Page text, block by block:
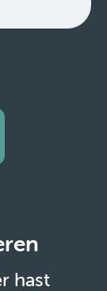
hast